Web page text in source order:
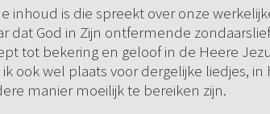
inhoud is die spreekt over onze
dat God in Zijn ontfermende
tot bekering en geloof in de Heere
ook wel plaats voor dergelijke liedjes,
manier moeilijk te bereiken zijn.